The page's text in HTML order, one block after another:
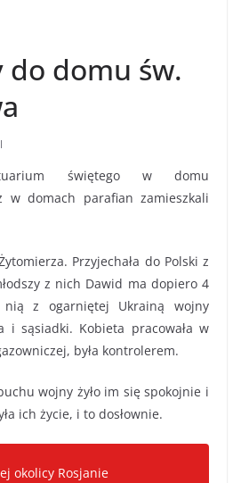
do domu św.
świętego w domu
w domach parafian zamieszkali
Przyjechała do Polski z
z nich Dawid ma dopiero 4
nią z ogarniętej Ukrainą wojny
i sąsiadki. Kobieta pracowała w
była kontrolerem.
wojny żyło im się spokojnie i
ich życie, i to dosłownie.
okolicy Rosjanie